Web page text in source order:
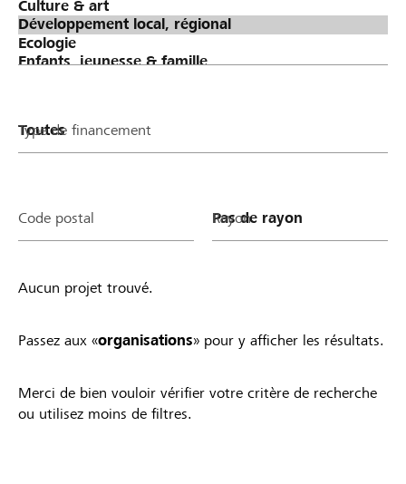
September 2026 die Möglichkeit, für dein Projekt
oder deinen Verein/deine Stiftung zu stimmen.
Phase 3: Verteilung Lokalbonus (Spendentopf von
ein Verein/eine Stiftung gesammelt hat, desto
startest oder ein Organisationsprofil auf
Voraussetzung: Dein Projekt ist gemeinnützig und
Stiftung ist in der Region aktiv. Zudem gelten die
allgemeinen Richtlinien von lokalhelden.ch * Unter
Organisation aktiv geschaltet wurde oder dein
Projekt in die Startphase gewechselt hat, ob du
Type de financement
Code postal Rayon
Aucun projet trouvé.
Passez aux «organisations» pour y afficher les résultats.
Merci de bien vouloir vérifier votre critère de recherche
ou utilisez moins de filtres.